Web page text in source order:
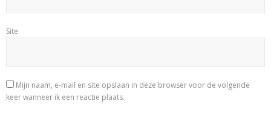
Site
Mijn naam, e-mail en site opslaan in deze browser voor de volgende
keer wanneer ik een reactie plaats.